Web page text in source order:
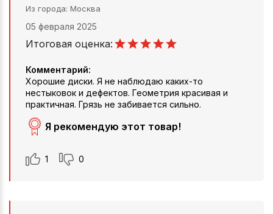
Из города Москва
05 февраля 2025
Итоговая оценка:
Комментарий:
Хорошие диски. Я не наблюдаю каких-то
нестыковок и дефектов. Геометрия красивая и
практичная. Грязь не забивается сильно.
Я рекомендую этот товар!
1 0